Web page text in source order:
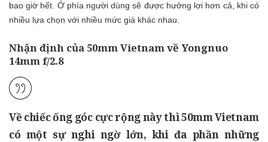
bao giờ hết. Ở phía người dùng sẽ được hưởng lợi hơn cả, khi có
nhiều lựa chọn với nhiều mức giá khác nhau.
Nhận định của 50mm Vietnam về Yongnuo
14mm f/2.8
Về chiếc ống góc cực rộng này thì50mm Vietnam
có một sự nghi ngờ lớn, khi đa phần những